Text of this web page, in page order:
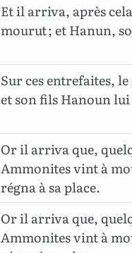
Et il arriva, après
mourut ; et Hanun,
Sur ces entrefaites,
et son fils Hanoun lui
Or il arriva que,
Ammonites vint à
régna à sa place.
Or il arriva que,
Ammonites vint à